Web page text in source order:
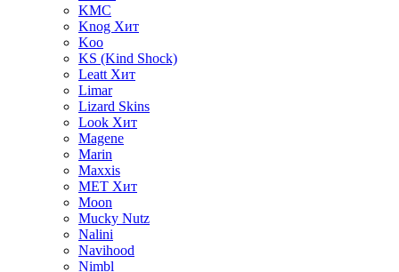
KMC
Knog Хит
Koo
KS (Kind Shock)
Leatt Хит
Limar
Lizard Skins
Look Хит
Magene
Marin
Maxxis
MET Хит
Moon
Mucky Nutz
Nalini
Navihood
Nimbl